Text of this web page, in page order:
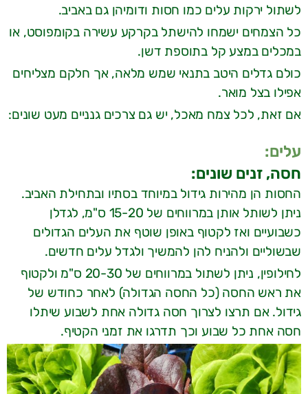
לשתול ירקות עלים כמו חסות ודומיהן גם באביב.
כל הצמחים ישמחו להישתל בקרקע עשירה בקומפוסט, או
במכלים במצע קל בתוספת דשן.
כולם גדלים היטב בתנאי שמש מלאה, אך חלקם מצליחים
אפילו בצל מואר.
אם זאת, לכל צמח מאכל, יש גם צרכים גנניים מעט שונים:
עלים:
חסה, זנים שונים:
החסות הן מהירות גידול במיוחד בסתיו ובתחילת האביב.
ניתן לשותל אותן במרווחים של 15-20 ס"מ, לגדלן
כשבועיים ואז לקטוף באופן שוטף את העלים הגדולים
שבשוליים ולהניח להן להמשיך ולגדל עלים חדשים.
לחילופין, ניתן לשתול במרווחים של 20-30 ס"מ ולקטוף
את ראש החסה (כל החסה הגדולה) לאחר כחודש של
גידול. אם תרצו לצרוך חסה גדולה אחת לשבוע שיתלו
חסה אחת כל שבוע וכך תדרגו את זמני הקטיף.